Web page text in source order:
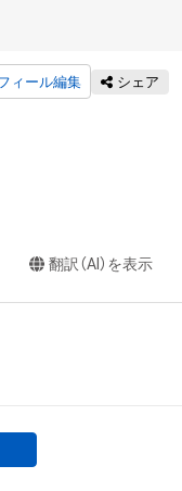
ィール編集 シェア
翻訳（AI）を表示